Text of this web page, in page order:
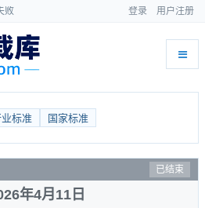
败 登录 用户注册
标准 国家标准
已结束
年4月11日